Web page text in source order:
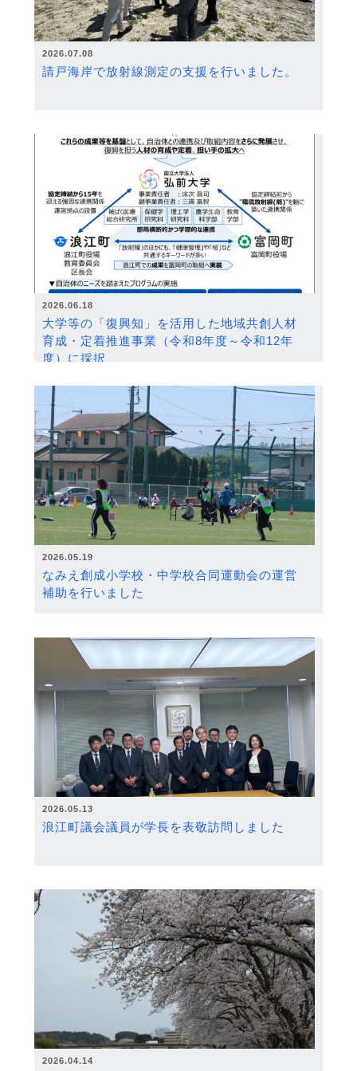
2026.07.08
請戸海岸で放射線測定の支援を行いました。
2026.06.18
大学等の「復興知」を活用した地域共創人材
育成・定着推進事業（令和8年度～令和12年
度）に採択
2026.05.19
なみえ創成小学校・中学校合同運動会の運営
補助を行いました
2026.05.13
浪江町議会議員が学長を表敬訪問しました
2026.04.14